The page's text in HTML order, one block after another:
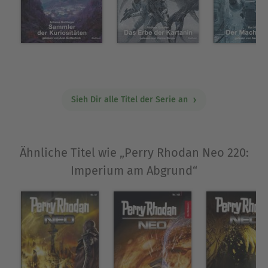
erwartet ihn bereits ein IMPERIUM AM ABGRUND ...
Über Oliver Plaschka
teils fantastischen, teils historischen Romane und
Deutschen Phantastikpreis ausgezeichnet. In der
Hobbit Presse erschienen »Die Magier von
Montparnasse« und »Das Licht hinter den
Wolken«.
Ausblenden
Sieh Dir alle Titel der Serie an
Ähnliche Titel wie „Perry Rhodan Neo 220:
Imperium am Abgrund“